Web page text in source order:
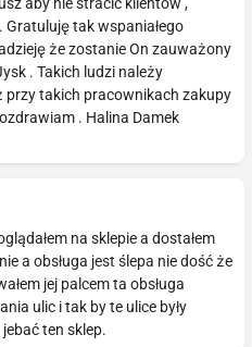
Gratuluję tak wspaniałego
że zostanie On zauważony
. Takich ludzi należy
przy takich pracownikach zakupy
. Halina Damek
na sklepie a dostałem
a obsługa jest ślepa nie dość że
jej palcem ta obsługa
ulic i tak by te ulice były
ten sklep.